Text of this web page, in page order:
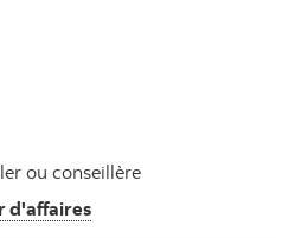
ou conseillère
d'affaires